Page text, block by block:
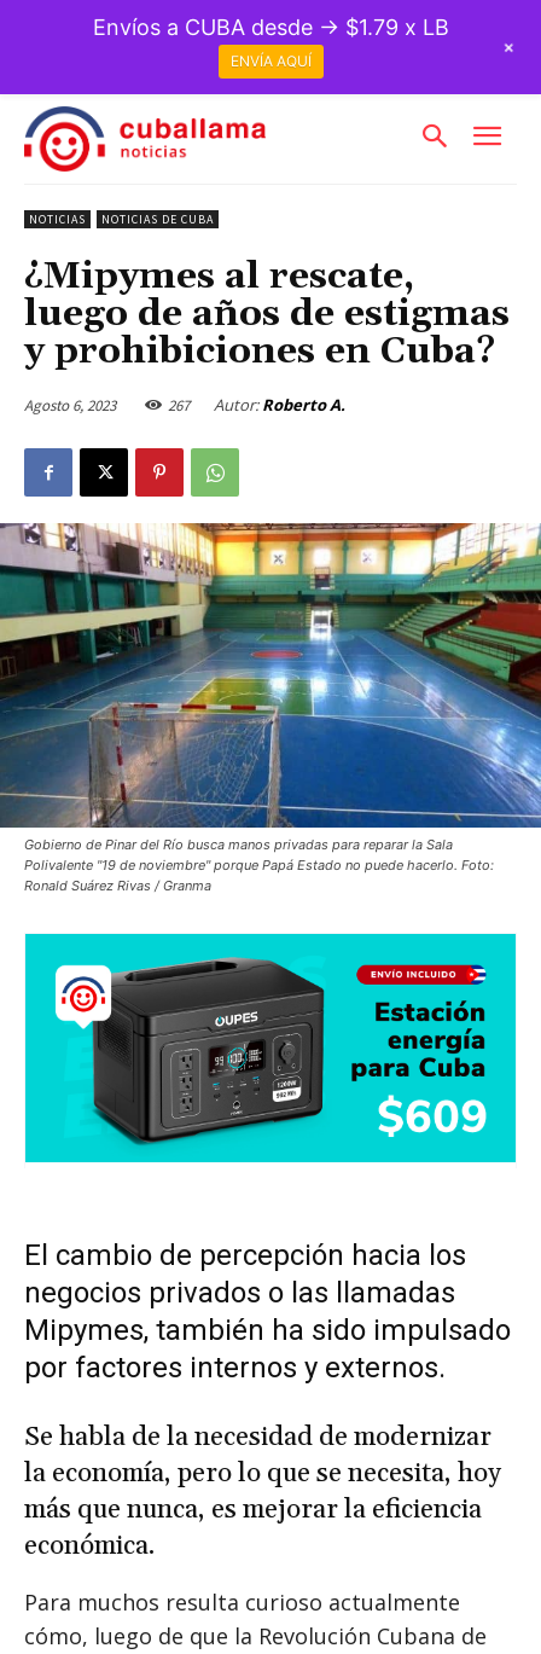
NOTICIAS NOTICIAS DE CUBA
¿Mipymes al rescate,
luego de años de estigmas
y prohibiciones en Cuba?
Agosto 6, 2023 267 Autor: Roberto A.
Gobierno de Pinar del Río busca manos privadas para reparar la Sala
Polivalente "19 de noviembre" porque Papá Estado no puede hacerlo. Foto:
Ronald Suárez Rivas / Granma
El cambio de percepción hacia los
negocios privados o las llamadas
Mipymes, también ha sido impulsado
por factores internos y externos.
Se habla de la necesidad de modernizar
la economía, pero lo que se necesita, hoy
más que nunca, es mejorar la eficiencia
económica.
Para muchos resulta curioso actualmente
cómo, luego de que la Revolución Cubana de
Envíos a CUBA desde → $1.79 x LB
ENVÍA AQUÍ
+